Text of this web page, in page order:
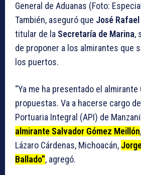
General de Aduanas (Foto:
También, aseguró que José
titular de la Secretaría de Marina,
de proponer a los almirantes que
los puertos.
“Ya me ha presentado el almirante
propuestas. Va a hacerse cargo
Portuaria Integral (API) de
almirante Salvador Gómez Meillón
Lázaro Cárdenas, Michoacán,
Ballado”, agregó.